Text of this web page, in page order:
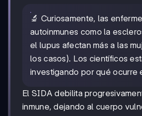
🔬 Curiosamente, las
autoinmunes como la
el lupus afectan más a las
los casos). Los científicos
investigando por qué ocurre
El SIDA debilita
inmune, dejando al cuerpo